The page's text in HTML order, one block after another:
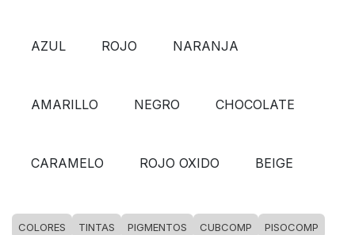
AZUL ROJO NARANJA
AMARILLO NEGRO CHOCOLATE
CARAMELO ROJO OXIDO BEIGE
COLORES TINTAS PIGMENTOS CUBCOMP PISOCOMP